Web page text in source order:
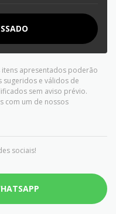
apresentados poderão
sugeridos e válidos de
sem aviso prévio.
com um de nossos
sociais!